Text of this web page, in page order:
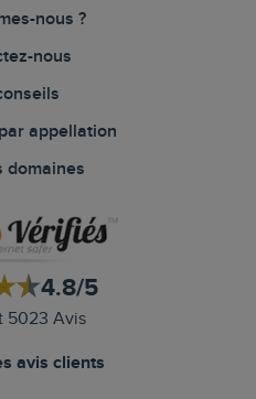
nous ?
nous
appellation
domaines
4.8/5
5023 Avis
avis clients